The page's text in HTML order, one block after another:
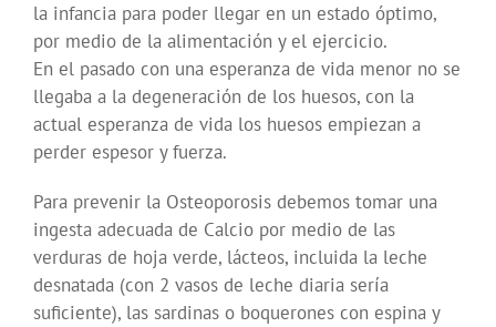
la infancia para poder llegar en un estado óptimo,
por medio de la alimentación y el ejercicio.
En el pasado con una esperanza de vida menor no se
llegaba a la degeneración de los huesos, con la
actual esperanza de vida los huesos empiezan a
perder espesor y fuerza.
Para prevenir la Osteoporosis debemos tomar una
ingesta adecuada de Calcio por medio de las
verduras de hoja verde, lácteos, incluida la leche
desnatada (con 2 vasos de leche diaria sería
suficiente), las sardinas o boquerones con espina y